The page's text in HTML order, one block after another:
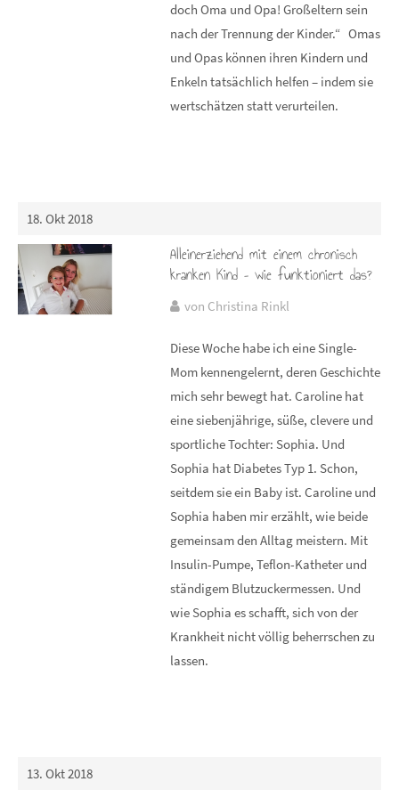
doch Oma und Opa! Großeltern sein
nach der Trennung der Kinder.“ Omas
und Opas können ihren Kindern und
Enkeln tatsächlich helfen – indem sie
wertschätzen statt verurteilen.
18. Okt 2018
Alleinerziehend mit einem chronisch
kranken Kind – wie funktioniert das?
von Christina Rinkl
Diese Woche habe ich eine Single-
Mom kennengelernt, deren Geschichte
mich sehr bewegt hat. Caroline hat
eine siebenjährige, süße, clevere und
sportliche Tochter: Sophia. Und
Sophia hat Diabetes Typ 1. Schon,
seitdem sie ein Baby ist. Caroline und
Sophia haben mir erzählt, wie beide
gemeinsam den Alltag meistern. Mit
Insulin-Pumpe, Teflon-Katheter und
ständigem Blutzuckermessen. Und
wie Sophia es schafft, sich von der
Krankheit nicht völlig beherrschen zu
lassen.
13. Okt 2018